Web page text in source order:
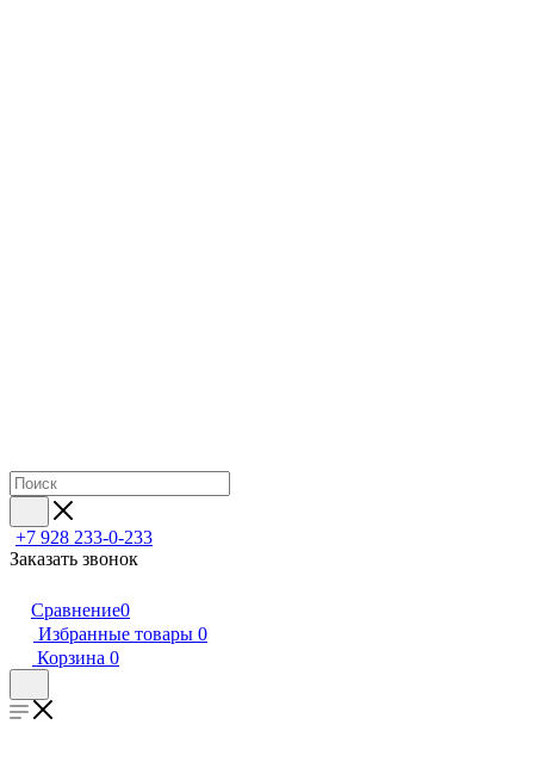
+7 928 233-0-233
Заказать звонок
Сравнение0
Избранные товары 0
Корзина 0